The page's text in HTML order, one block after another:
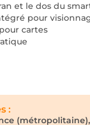
et le dos du
pour
cartes
: